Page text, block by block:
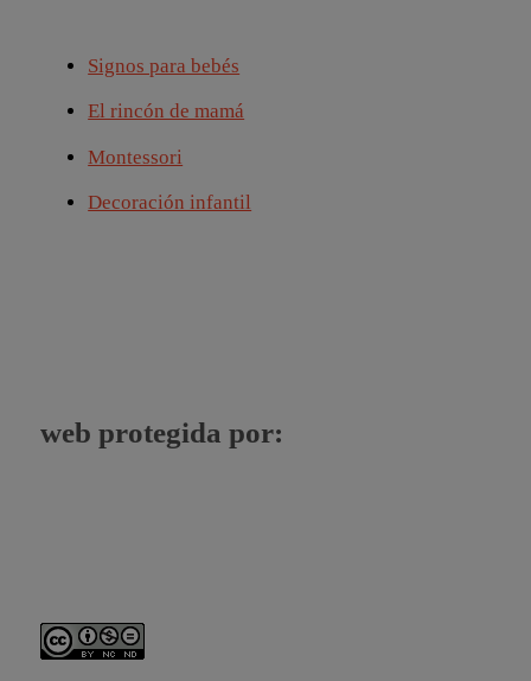
Signos para bebés
El rincón de mamá
Montessori
Decoración infantil
web protegida por: